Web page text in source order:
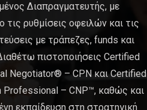
Διαπραγματευτής, με
τις ρυθμίσεις οφειλών και τις
με τράπεζες, funds και
πιστοποιήσεις Certified
Negotiator® – CPN και Certified
Professional – CNP™, καθώς και
εκπαίδευση στη στρατηγική